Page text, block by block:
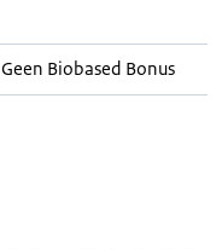
Geen Biobased Bonus